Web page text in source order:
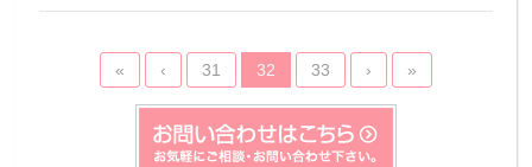
« ‹ 31 32 33 › »